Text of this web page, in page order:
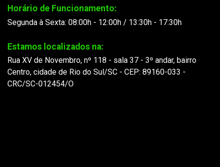
Horário de Funcionamento:
Segunda à Sexta: 08:00h - 12:00h / 13:30h - 17:30h
Estamos localizados na:
Rua XV de Novembro, nº 118 - sala 37 - 3º andar, bairro
Centro, cidade de Rio do Sul/SC - CEP: 89160-033 -
CRC/SC-012454/O